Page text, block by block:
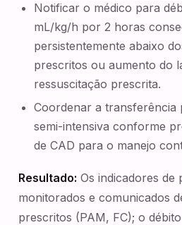
Notificar o médico para
mL/kg/h por 2 horas
persistentemente abaixo
prescritos ou aumento do
ressuscitação prescrita.
Coordenar a transferência
semi-intensiva conforme
de CAD para o manejo
Resultado: Os indicadores de
monitorados e comunicados
prescritos (PAM, FC); o